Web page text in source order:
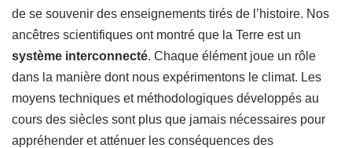
de se souvenir des enseignements tirés de l’histoire. Nos
ancêtres scientifiques ont montré que la Terre est un
système interconnecté. Chaque élément joue un rôle
dans la manière dont nous expérimentons le climat. Les
moyens techniques et méthodologiques développés au
cours des siècles sont plus que jamais nécessaires pour
appréhender et atténuer les conséquences des